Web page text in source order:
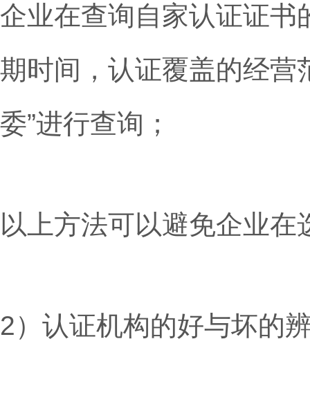
企业在查询自家认证证书
期时间，认证覆盖的经营
委”进行查询；
以上方法可以避免企业
2）认证机构的好与坏的